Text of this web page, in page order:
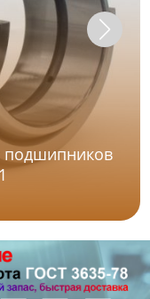
подшипников